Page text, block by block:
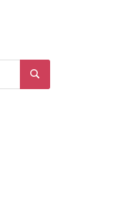
Search